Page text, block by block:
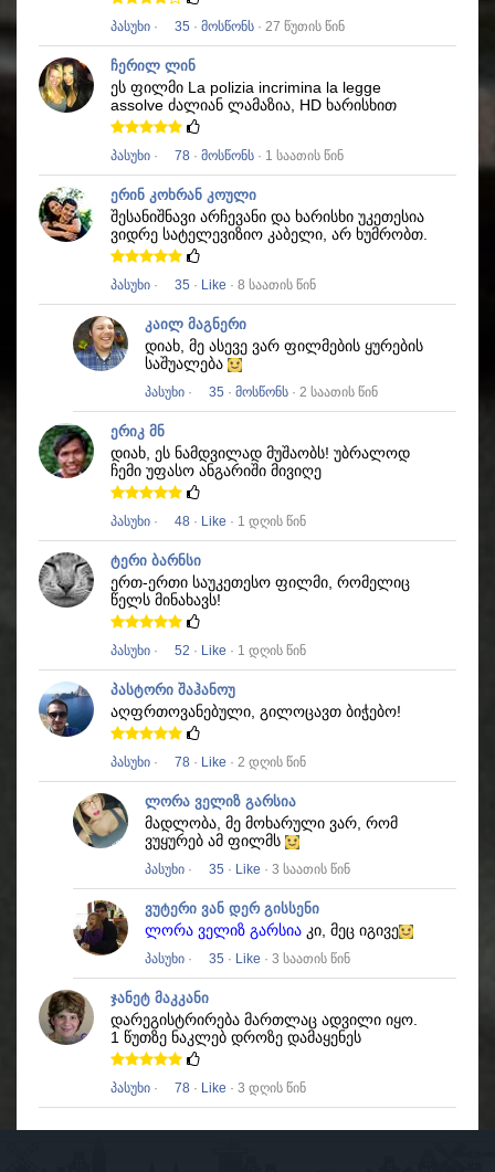
პასუხი · 35 · მოსწონს · 27 წუთის წინ
ჩერილ ლინ
ეს ფილმი La polizia incrimina la legge
assolve ძალიან ლამაზია, HD ხარისხით
პასუხი · 78 · მოსწონს · 1 საათის წინ
ერინ კოხრან კოული
შესანიშნავი არჩევანი და ხარისხი უკეთესია
ვიდრე სატელევიზიო კაბელი, არ ხუმრობთ.
პასუხი · 35 · Like · 8 საათის წინ
კაილ მაგნერი
დიახ, მე ასევე ვარ ფილმების ყურების
საშუალება
პასუხი · 35 · მოსწონს · 2 საათის წინ
ერიკ მნ
დიახ, ეს ნამდვილად მუშაობს! უბრალოდ
ჩემი უფასო ანგარიში მივიღე
პასუხი · 48 · Like · 1 დღის წინ
ტერი ბარნსი
ერთ-ერთი საუკეთესო ფილმი, რომელიც
წელს მინახავს!
პასუხი · 52 · Like · 1 დღის წინ
პასტორი შაჰანოუ
აღფრთოვანებული, გილოცავთ ბიჭებო!
პასუხი · 78 · Like · 2 დღის წინ
ლორა ველიზ გარსია
მადლობა, მე მოხარული ვარ, რომ
ვუყურებ ამ ფილმს
პასუხი · 35 · Like · 3 საათის წინ
ვუტერი ვან დერ გისსენი
ლორა ველიზ გარსია კი, მეც იგივე
პასუხი · 35 · Like · 3 საათის წინ
ჯანეტ მაკკანი
დარეგისტრირება მართლაც ადვილი იყო.
1 წუთზე ნაკლებ დროზე დამაყენეს
პასუხი · 78 · Like · 3 დღის წინ